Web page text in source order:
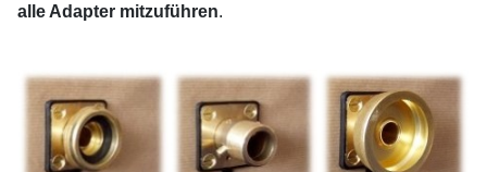
alle Adapter mitzuführen.